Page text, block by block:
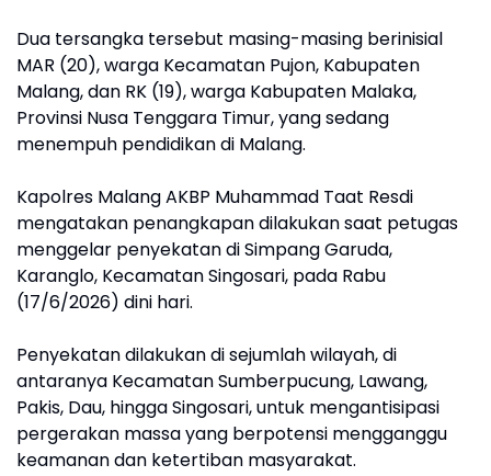
Dua tersangka tersebut masing-masing berinisial
MAR (20), warga Kecamatan Pujon, Kabupaten
Malang, dan RK (19), warga Kabupaten Malaka,
Provinsi Nusa Tenggara Timur, yang sedang
menempuh pendidikan di Malang.
Kapolres Malang AKBP Muhammad Taat Resdi
mengatakan penangkapan dilakukan saat petugas
menggelar penyekatan di Simpang Garuda,
Karanglo, Kecamatan Singosari, pada Rabu
(17/6/2026) dini hari.
Penyekatan dilakukan di sejumlah wilayah, di
antaranya Kecamatan Sumberpucung, Lawang,
Pakis, Dau, hingga Singosari, untuk mengantisipasi
pergerakan massa yang berpotensi mengganggu
keamanan dan ketertiban masyarakat.